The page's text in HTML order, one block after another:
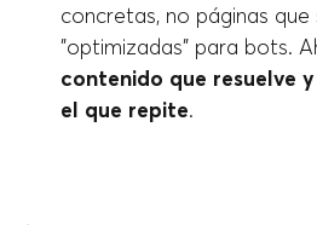
concretas, no páginas
"optimizadas" para bots.
contenido que resuelve
el que repite.